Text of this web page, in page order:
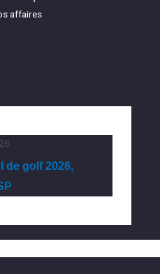
affaires
de golf 2026,